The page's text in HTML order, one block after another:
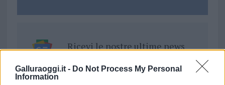
Galluraoggi.it - Do Not Process My Personal
Information
Ricevi le nostre ultime news
daGoogle News